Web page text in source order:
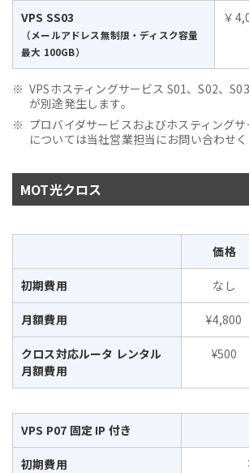
VPS SS03
（メールアドレス無制限・ディスク容量
最大 100GB）
￥
VPSホスティングサービス S01、S02、
が別途発生します。
プロバイダサービスおよびホスティング
については当社営業担当にお問い合わせく
MOT光クロス
価格
初期費用 なし
月額費用 ¥4,800
クロス対応ルータ レンタル
月額費用
¥500
VPS P07 固定 IP 付き
初期費用